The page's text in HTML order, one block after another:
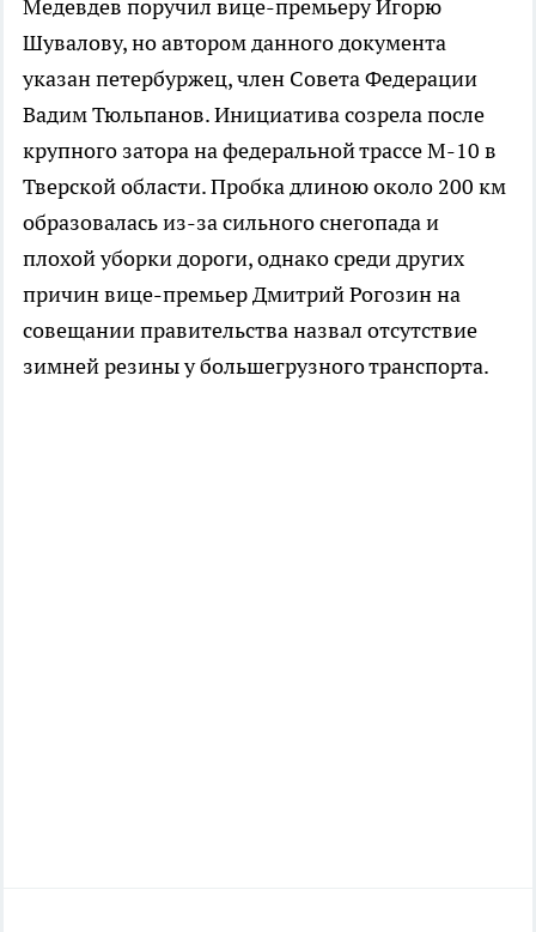
Медевдев поручил вице-премьеру Игорю
Шувалову, но автором данного документа
указан петербуржец, член Совета Федерации
Вадим Тюльпанов. Инициатива созрела после
крупного затора на федеральной трассе М-10 в
Тверской области. Пробка длиною около 200 км
образовалась из-за сильного снегопада и
плохой уборки дороги, однако среди других
причин вице-премьер Дмитрий Рогозин на
совещании правительства назвал отсутствие
зимней резины у большегрузного транспорта.